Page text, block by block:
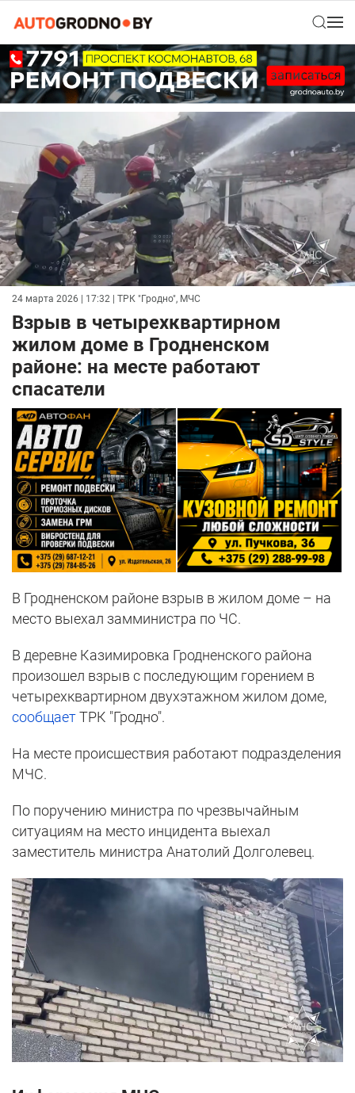
24 марта 2026 | 17:32 | ТРК "Гродно", МЧС
Взрыв в четырехквартирном
жилом доме в Гродненском
районе: на месте работают
спасатели
В Гродненском районе взрыв в жилом доме – на
место выехал замминистра по ЧС.
В деревне Казимировка Гродненского района
произошел взрыв с последующим горением в
четырехквартирном двухэтажном жилом доме,
сообщаетТРК "Гродно".
На месте происшествия работают подразделения
МЧС.
По поручению министра по чрезвычайным
ситуациям на место инцидента выехал
заместитель министра Анатолий Долголевец.